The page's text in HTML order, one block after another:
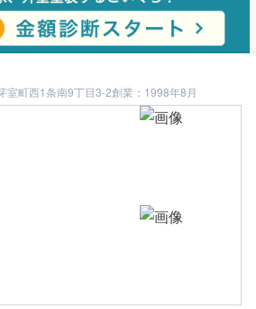
室町西1条南9丁目3-2創業：1998年8月